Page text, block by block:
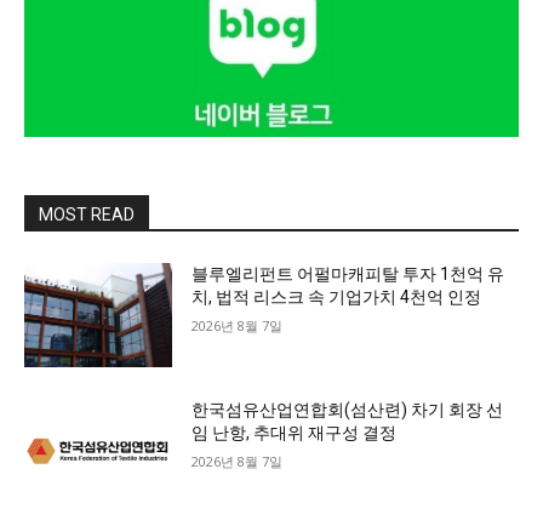
MOST READ
블루엘리펀트 어펄마캐피탈 투자 1천억 유
치, 법적 리스크 속 기업가치 4천억 인정
2026년 8월 7일
한국섬유산업연합회(섬산련) 차기 회장 선
임 난항, 추대위 재구성 결정
2026년 8월 7일